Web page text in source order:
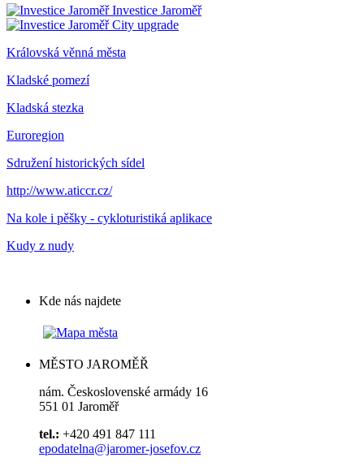
Investice Jaroměř
City upgrade
Královská věnná města
Kladské pomezí
Kladská stezka
Euroregion
Sdružení historických sídel
http://www.aticcr.cz/
Na kole i pěšky - cykloturistiká aplikace
Kudy z nudy
Kde nás najdete
MĚSTO JAROMĚŘ
nám. Československé armády 16
551 01 Jaroměř
tel.: +420 491 847 111
epodatelna@jaromer-josefov.cz